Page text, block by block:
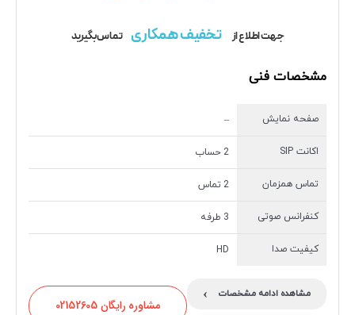
جهت اطلاع از تخفیف همکاری تماس بگیرید
مشخصات فنی
صفحه نمایش –
اکانت SIP 2 حساب
تماس همزمان 2 تماس
کنفرانس صوتی 3 طرفه
کیفیت صدا HD
مشاهده ادامه مشخصات ›
مشاوره رایگان 02152605